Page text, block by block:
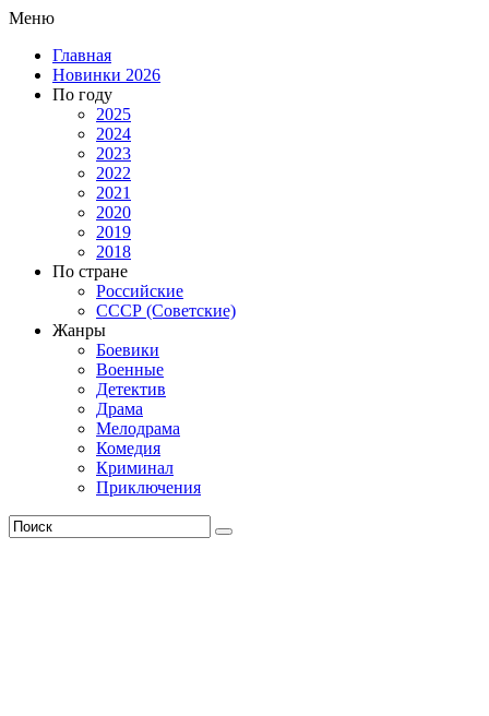
Меню
Главная
Новинки 2026
По году
2025
2024
2023
2022
2021
2020
2019
2018
По стране
Российские
СССР (Советские)
Жанры
Боевики
Военные
Детектив
Драма
Мелодрама
Комедия
Криминал
Приключения